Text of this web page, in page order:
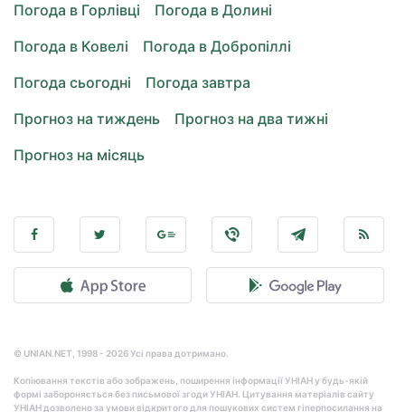
Погода в Горлівці
Погода в Долині
Погода в Ковелі
Погода в Добропіллі
Погода сьогодні
Погода завтра
Прогноз на тиждень
Прогноз на два тижні
Прогноз на місяць
© UNIAN.NET, 1998 - 2026 Усі права дотримано.
Копіювання текстів або зображень, поширення інформації УНІАН у будь-якій
формі забороняється без письмової згоди УНІАН. Цитування матеріалів сайту
УНІАН дозволено за умови відкритого для пошукових систем гіперпосилання на